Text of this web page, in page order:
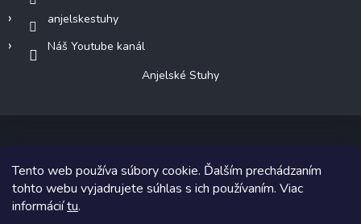
Tento web používa súbory cookie. Ďalším prechádzaním
tohto webu vyjadrujete súhlas s ich používaním. Viac
informáciítu.
anjelskestuhy
Náš Youtube kanál
Anjelské Stuhy
Copyright 2026Anjelské Stuhy. Všetky práva vyhradené.
Grafický návrh vytvoril a na Shoptet implementoval